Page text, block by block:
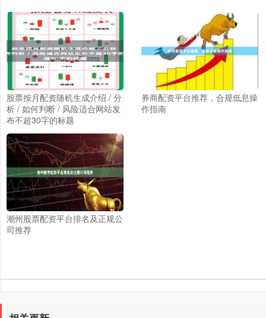
股票按月配资随机生成介绍 / 分
析 / 如何判断 / 风险适合网站发
布不超30字的标题
券商配资平台推荐，合规低息操
作指南
潮州股票配资平台排名及正规公
司推荐